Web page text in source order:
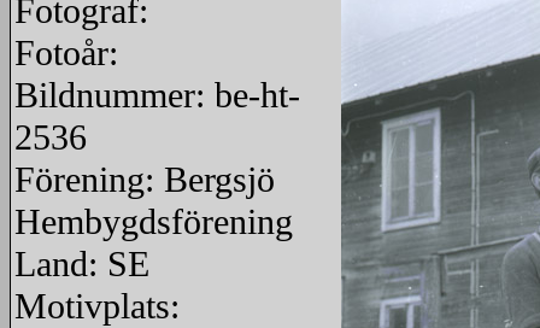
Fotograf:
Fotoår:
Bildnummer: be-ht-
2536
Förening: Bergsjö
Hembygdsförening
Land: SE
Motivplats: